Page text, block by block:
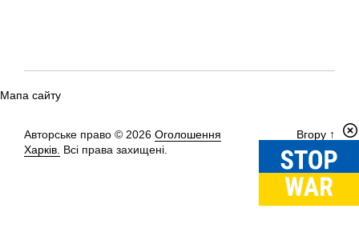
Мапа сайту
Авторське право © 2026 Оголошення
Харків. Всі права захищені.
Вгору ↑